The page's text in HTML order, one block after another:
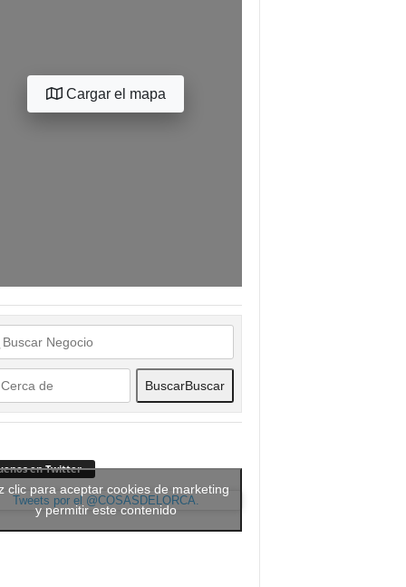
Cargar el mapa
BuscarBuscar
en Twitter
Tweets por el @COSASDELORCA.
clic para aceptar cookies de marketing
y permitir este contenido